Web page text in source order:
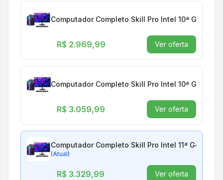
Computador Completo Skill Pro Intel 10ª Geração
R$ 2.969,99 Ver oferta
Computador Completo Skill Pro Intel 10ª
R$ 3.059,99 Ver oferta
Computador Completo Skill Pro Intel 11ª Geração
(Atual)
R$ 3.329,99 Ver oferta